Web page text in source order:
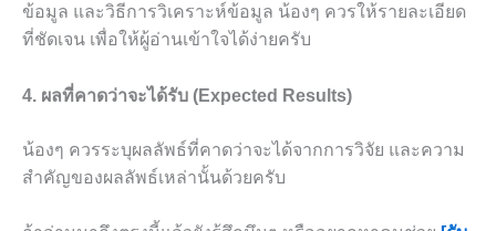
ข้อมูล และวิธีการวิเคราะห์ข้อมูล น้องๆ ควรให้รายละเอียด
ที่ชัดเจน เพื่อให้ผู้อ่านเข้าใจได้ง่ายครับ
4. ผลที่คาดว่าจะได้รับ (Expected Results)
น้องๆ ควรระบุผลลัพธ์ที่คาดว่าจะได้จากการวิจัย และความ
สำคัญของผลลัพธ์เหล่านั้นด้วยครับ